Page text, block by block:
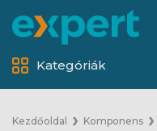
Kategóriák
Kezdőoldal Komponens